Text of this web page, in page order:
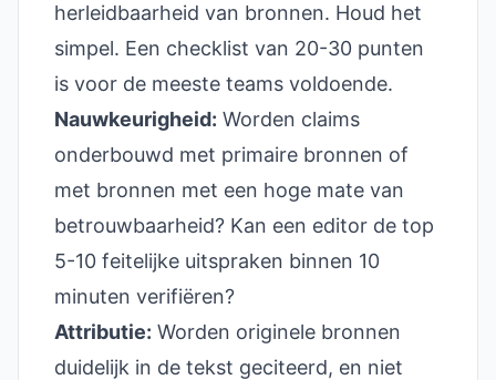
herleidbaarheid van bronnen. Houd het
simpel. Een checklist van 20-30 punten
is voor de meeste teams voldoende.
Nauwkeurigheid: Worden claims
onderbouwd met primaire bronnen of
met bronnen met een hoge mate van
betrouwbaarheid? Kan een editor de top
5-10 feitelijke uitspraken binnen 10
minuten verifiëren?
Attributie: Worden originele bronnen
duidelijk in de tekst geciteerd, en niet